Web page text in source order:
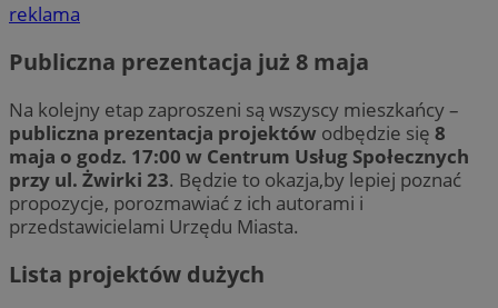
reklama
Publiczna prezentacja już 8 maja
Na kolejny etap zaproszeni są wszyscy mieszkańcy –
publiczna prezentacja projektów odbędzie się 8
maja o godz. 17:00 w Centrum Usług Społecznych
przy ul. Żwirki 23. Będzie to okazja,by lepiej poznać
propozycje, porozmawiać z ich autorami i
przedstawicielami Urzędu Miasta.
Lista projektów dużych